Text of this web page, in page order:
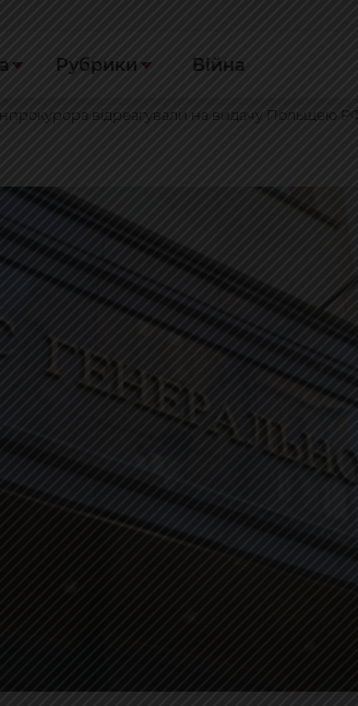
Рубрики Війна
відреагували на видачу Польщею